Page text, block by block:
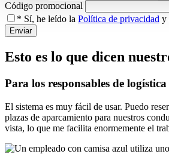
Código promocional
* Sí, he leído la Política de privacidad y
Enviar
Esto es lo que dicen
Para los responsables de logística
El sistema es muy fácil de usar. Puedo
plazas de aparcamiento para nuestros
vista, lo que me facilita enormemente el